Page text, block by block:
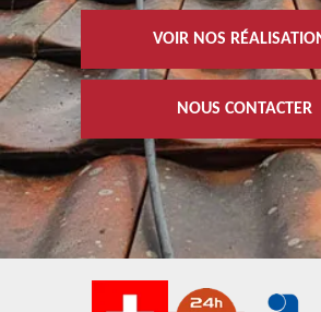
VOIR NOS
NOUS CONTACTER